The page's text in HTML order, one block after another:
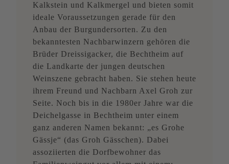
Kalkstein und Kalkmergel und bieten somit
ideale Voraussetzungen gerade für den
Anbau der Burgundersorten. Zu den
bekanntesten Nachbarwinzern gehören die
Brüder Dreissigacker, die Bechtheim auf
die Landkarte der jungen deutschen
Weinszene gebracht haben. Sie stehen heute
ihrem Freund und Nachbarn Axel Groh zur
Seite. Noch bis in die 1980er Jahre war die
Deichelgasse in Bechtheim unter einem
ganz anderen Namen bekannt: „es Grohe
Gässje“ (das Groh Gässchen). Dabei
assoziierten die Dorfbewohner das